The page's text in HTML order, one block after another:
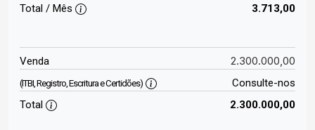
Total / Mês
3.713,00
Venda 2.300.000,00
(ITBI, Registro, Escritura e Certidões)
Consulte-nos
Total
2.300.000,00